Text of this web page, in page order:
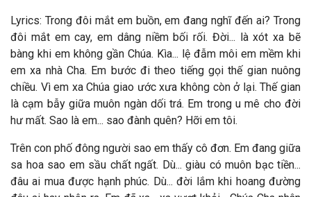
Lyrics: Trong đôi mắt em buồn, em đang nghĩ đến ai? Trong
đôi mắt em cay, em dâng niềm bối rối. Đời... là xót xa bẽ
bàng khi em không gần Chúa. Kìa... lệ đẫm môi em mềm khi
em xa nhà Cha. Em bước đi theo tiếng gọi thế gian nuông
chiều. Vì em xa Chúa giao ước xưa không còn ở lại. Thế gian
là cạm bẫy giữa muôn ngàn dối trá. Em trong u mê cho đời
hư mất. Sao là em... sao đành quên? Hỡi em tôi.
Trên con phố đông người sao em thấy cô đơn. Em đang giữa
sa hoa sao em sầu chất ngất. Dù... giàu có muôn bạc tiền...
đâu ai mua được hạnh phúc. Dù... đời lắm khi hoang đường